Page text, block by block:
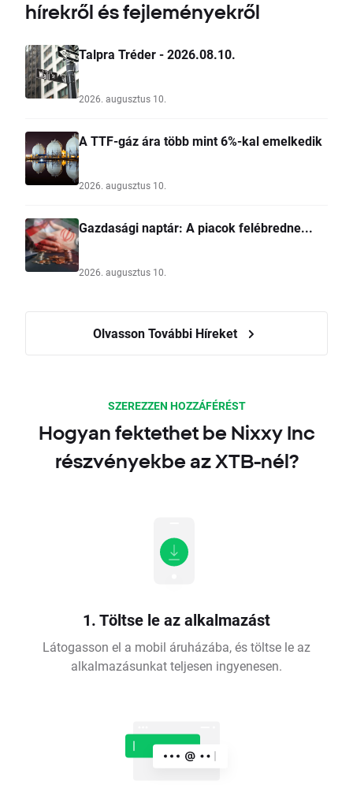
hírekről és fejleményekről
Talpra Tréder - 2026.08.10.
2026. augusztus 10.
A TTF-gáz ára több mint 6%-kal emelkedik
2026. augusztus 10.
Gazdasági naptár: A piacok felébredne...
2026. augusztus 10.
Olvasson További Híreket
SZEREZZEN HOZZÁFÉRÉST
Hogyan fektethet be Nixxy Inc
részvényekbe az XTB-nél?
1. Töltse le az alkalmazást
Látogasson el a mobil áruházába, és töltse le az
alkalmazásunkat teljesen ingyenesen.